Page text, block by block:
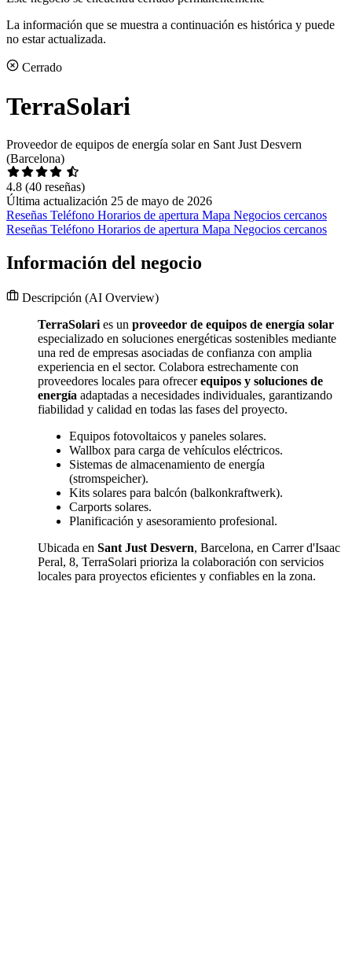
La información que se muestra a continuación es histórica y puede
no estar actualizada.
Cerrado
TerraSolari
Proveedor de equipos de energía solar en Sant Just Desvern
(Barcelona)
4.8 (40 reseñas)
Última actualización 25 de mayo de 2026
Reseñas Teléfono Horarios de apertura Mapa Negocios cercanos
Reseñas Teléfono Horarios de apertura Mapa Negocios cercanos
Información del negocio
Descripción (AI Overview)
TerraSolari es un proveedor de equipos de energía solar
especializado en soluciones energéticas sostenibles mediante
una red de empresas asociadas de confianza con amplia
experiencia en el sector. Colabora estrechamente con
proveedores locales para ofrecerequipos y soluciones de
energía adaptadas a necesidades individuales, garantizando
fiabilidad y calidad en todas las fases del proyecto.
Equipos fotovoltaicos y paneles solares.
Wallbox para carga de vehículos eléctricos.
Sistemas de almacenamiento de energía
(stromspeicher).
Kits solares para balcón (balkonkraftwerk).
Carports solares.
Planificación y asesoramiento profesional.
Ubicada en Sant Just Desvern, Barcelona, en Carrer d'Isaac
Peral, 8, TerraSolari prioriza la colaboración con servicios
locales para proyectos eficientes y confiables en la zona.